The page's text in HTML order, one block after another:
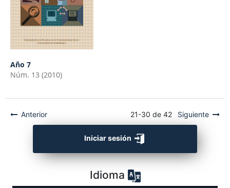
Año 7
Núm. 13 (2010)
Anterior 21-30 de 42 Siguiente
Iniciar sesión
Idioma